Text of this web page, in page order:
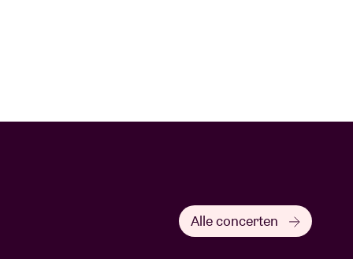
Alle concerten